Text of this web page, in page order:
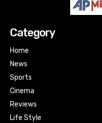
Category
Home
News
Sports
Cinema
Reviews
Life Style